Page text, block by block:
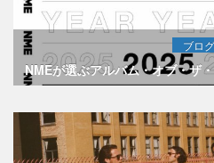
ブログ
NMEが選ぶアルバム・オブ・ザ